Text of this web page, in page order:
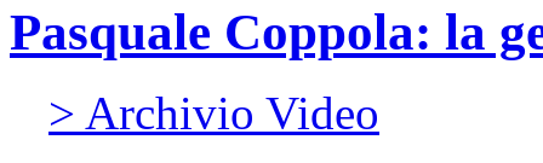
Pasquale Coppola: la
> Archivio Video